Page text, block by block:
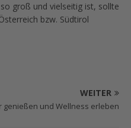
groß und vielseitig ist, sollte
bzw. Südtirol
WEITER
genießen und Wellness erleben